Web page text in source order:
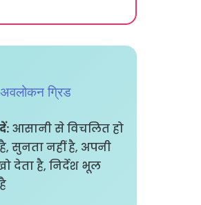
अवलोकन ग्रिड
आसानी से विचलित हो
सुनता नहीं है, अपनी
देता है, निर्देश भूल